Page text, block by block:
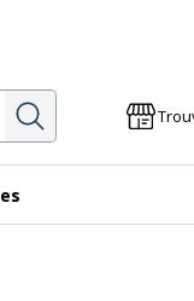
Rechercher